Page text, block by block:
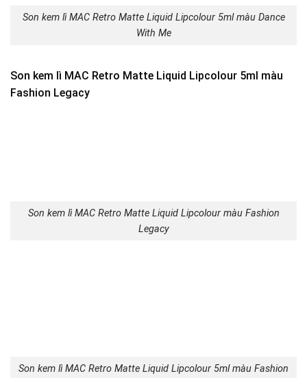
Son kem lì MAC Retro Matte Liquid Lipcolour 5ml màu Dance
With Me
Son kem lì MAC Retro Matte Liquid Lipcolour 5ml màu
Fashion Legacy
Son kem lì MAC Retro Matte Liquid Lipcolour màu Fashion
Legacy
Son kem lì MAC Retro Matte Liquid Lipcolour 5ml màu Fashion